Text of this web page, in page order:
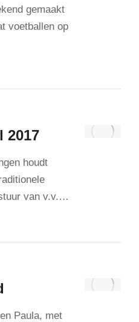
gemaakt
voetballen op
2017
houdt
van v.v.…
Paula, met